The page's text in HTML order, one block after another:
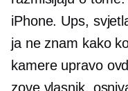
iPhone. Ups,
ja ne znam kako
kamere upravo
zove vlasnik,